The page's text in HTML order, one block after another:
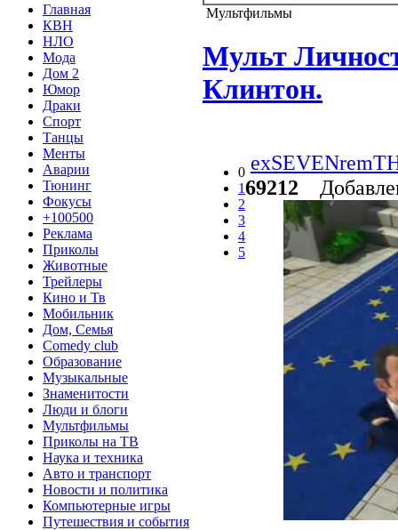
Главная
КВН
НЛО
Мода
Дом 2
Юмор
Драки
Спорт
Танцы
Менты
Аварии
Тюнинг
Фокусы
+100500
Реклама
Приколы
Животные
Трейлеры
Кино и Тв
Мобильник
Дом, Семья
Comedy club
Образование
Музыкальные
Знаменитости
Люди и блоги
Мультфильмы
Приколы на ТВ
Наука и техника
Авто и транспорт
Новости и политика
Компьютерные игры
Путешествия и события
Мультфильмы
Мульт
Клинтон.
0
1
2
3
4
5
69212